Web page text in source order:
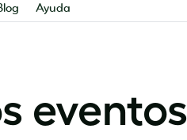
Ayuda
eventos